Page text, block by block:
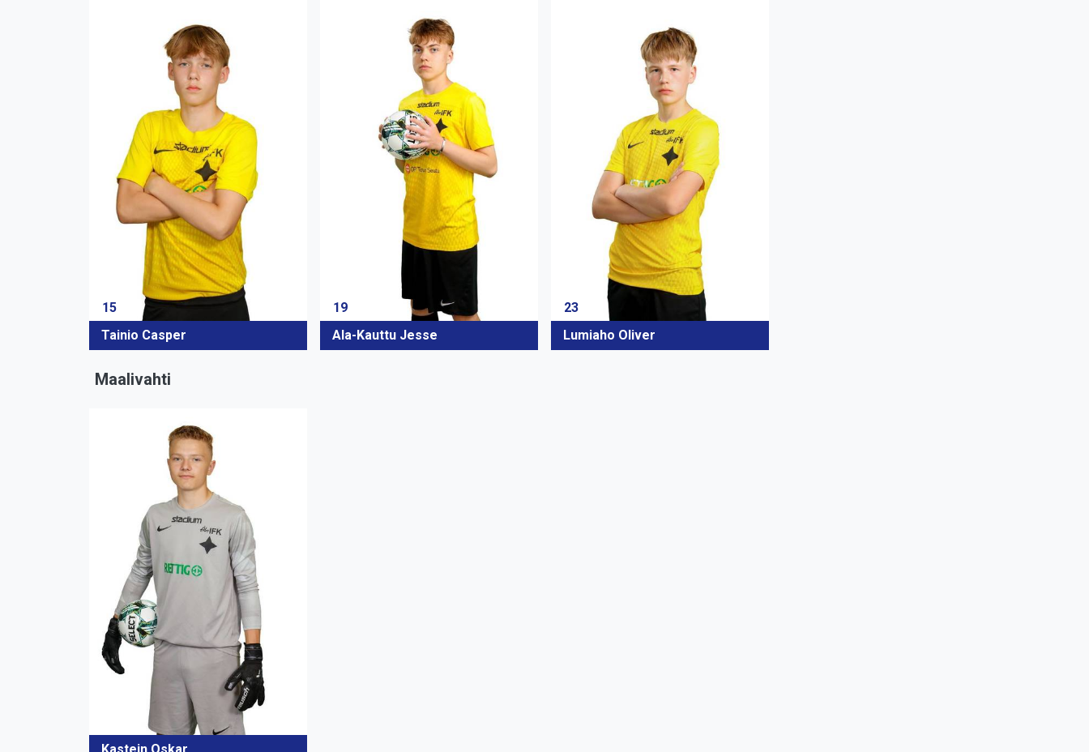
15
Tainio Casper
19
Ala-Kauttu Jesse
23
Lumiaho Oliver
Maalivahti